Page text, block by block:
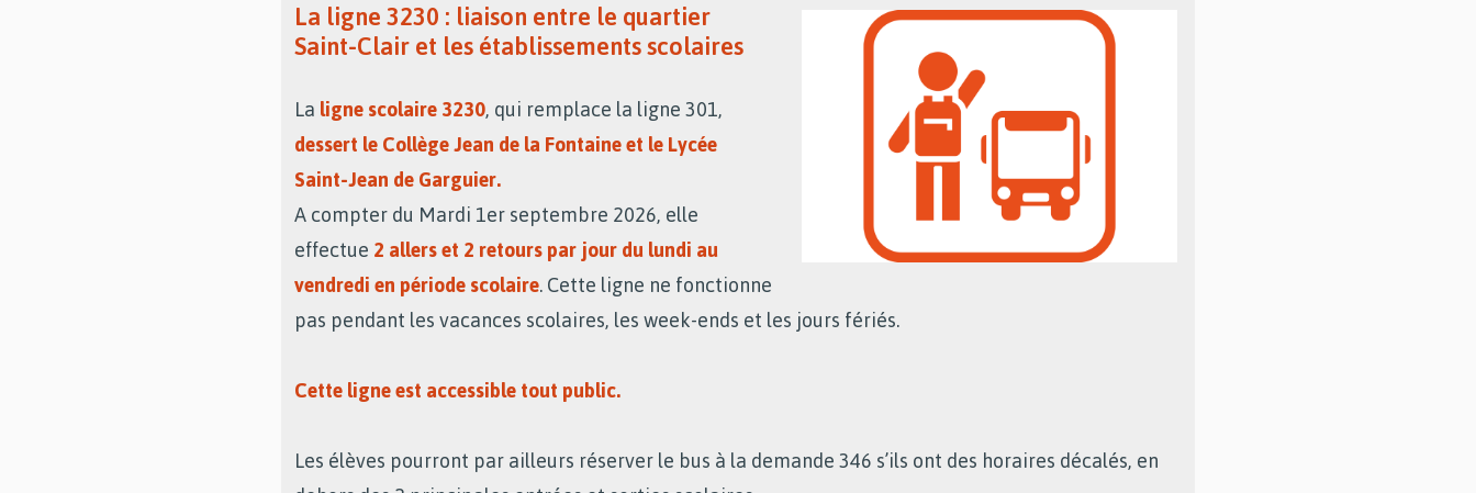
La ligne 3230 : liaison entre le quartier
Saint-Clair et les établissements scolaires
La ligne scolaire 3230, qui remplace la ligne 301,
dessert le Collège Jean de la Fontaine et le Lycée
Saint-Jean de Garguier.
A compter du Mardi 1er septembre 2026, elle
effectue 2 allers et 2 retours par jour du lundi au
vendredi en période scolaire. Cette ligne ne fonctionne
pas pendant les vacances scolaires, les week-ends et les jours fériés.
Cette ligne est accessible tout public.
Les élèves pourront par ailleurs réserver le bus à la demande 346 s’ils ont des horaires décalés, en